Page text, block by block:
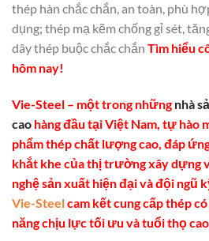
thép hàn chắc chắn, an toàn, phù
dụng; thép mạ kẽm chống gỉ sét,
dây thép buộc chắc chắn Tìm hiểu
hôm nay!
Vie-Steel – một trong nhữngnhà
cao hàng đầu tại Việt Nam, tự hào
phẩm thép chất lượng cao, đáp
khắt khe của thị trường xây dựng
nghệ sản xuất hiện đại và đội ngũ
Vie-Steelcam kết cung cấp thép
năng chịu lực tối ưu và tuổi thọ